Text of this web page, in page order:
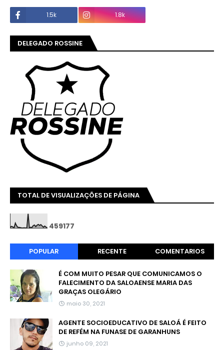
1.5k 1.8k
DELEGADO ROSSINE
TOTAL DE VISUALIZAÇÕES DE PÁGINA
459177
POPULAR RECENTE COMENTARIOS
É COM MUITO PESAR QUE COMUNICAMOS O
FALECIMENTO DA SALOAENSE MARIA DAS
GRAÇAS OLEGÁRIO
maio 30, 2021
AGENTE SOCIOEDUCATIVO DE SALOÁ É FEITO
DE REFÉM NA FUNASE DE GARANHUNS
junho 09, 2021